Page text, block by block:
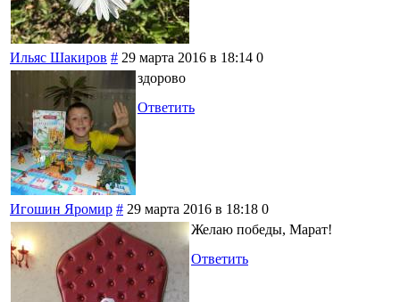
Ильяс Шакиров # 29 марта 2016 в 18:14 0
здорово
Ответить
Игошин Яромир # 29 марта 2016 в 18:18 0
Желаю победы, Марат!
Ответить